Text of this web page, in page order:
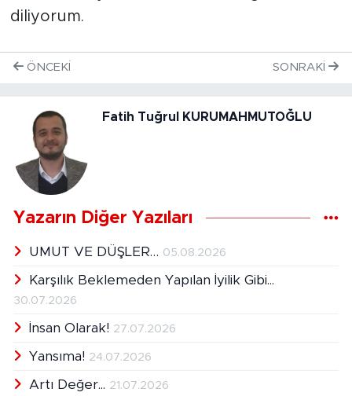
diliyorum.
ÖNCEKI SONRAKI
Fatih Tuğrul KURUMAHMUTOĞLU
Yazarın Diğer Yazıları
UMUT VE DÜŞLER… 05.08.2026
Karşılık Beklemeden Yapılan İyilik Gibi...
30.07.2026
İnsan Olarak! 27.07.2026
Yansıma! 24.07.2026
Artı Değer... 21.07.2026